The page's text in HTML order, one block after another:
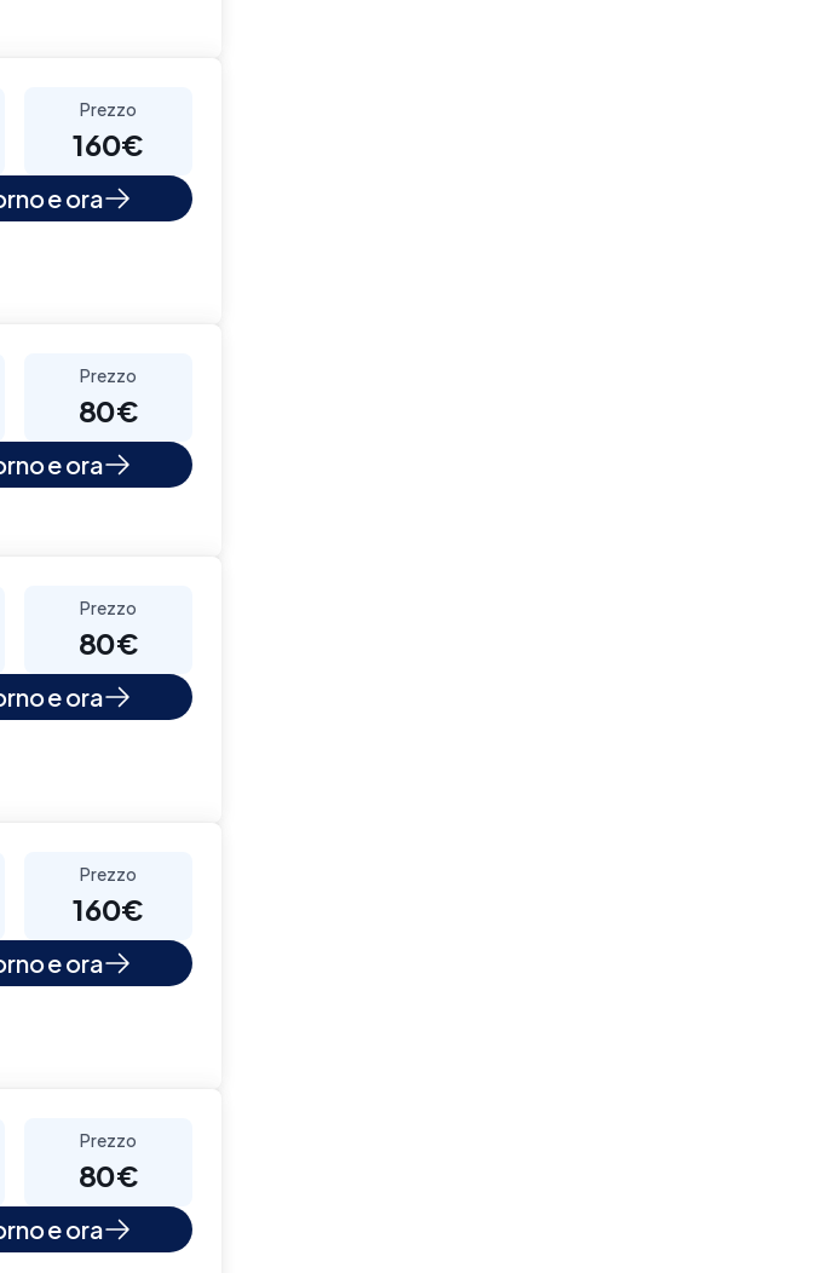
Prezzo
160€
e ora
Prezzo
80€
e ora
Prezzo
80€
e ora
Prezzo
160€
e ora
Prezzo
80€
e ora